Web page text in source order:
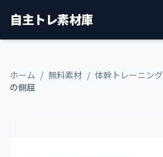
自主トレ素材庫
ホーム / 無料素材 / 体幹トレーニング
の側屈